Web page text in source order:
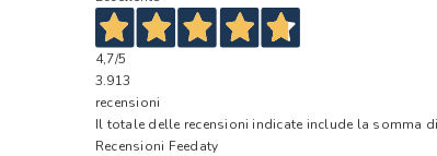
4,7/5
3.913
recensioni
Il totale delle recensioni indicate include la somma
Recensioni Feedaty